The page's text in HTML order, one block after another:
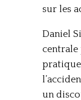
sur les
Daniel
centrale
un